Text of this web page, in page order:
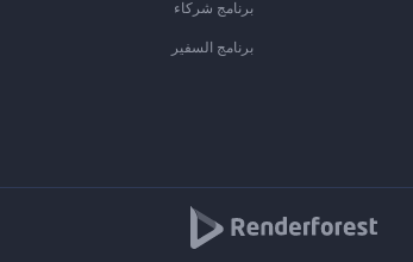
برنامج شركاء
برنامج السفير